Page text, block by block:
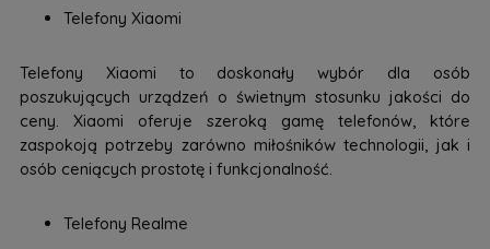
Telefony Xiaomi
Telefony Xiaomi to doskonały wybór dla osób
poszukujących urządzeń o świetnym stosunku jakości do
ceny. Xiaomi oferuje szeroką gamę telefonów, które
zaspokoją potrzeby zarówno miłośników technologii, jak i
osób ceniących prostotę i funkcjonalność.
Telefony Realme